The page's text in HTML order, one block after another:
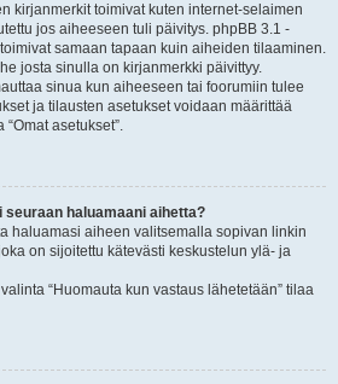
kirjanmerkit toimivat kuten internet-selaimen
jos aiheeseen tuli päivitys. phpBB 3.1 -
samaan tapaan kuin aiheiden tilaaminen.
josta sinulla on kirjanmerkki päivittyy.
sinua kun aiheeseen tai foorumiin tulee
ja tilausten asetukset voidaan määrittää
asetukset”.
haluamaani aihetta?
haluamasi aiheen valitsemalla sopivan linkin
on sijoitettu kätevästi keskustelun ylä- ja
“Huomauta kun vastaus lähetetään” tilaa